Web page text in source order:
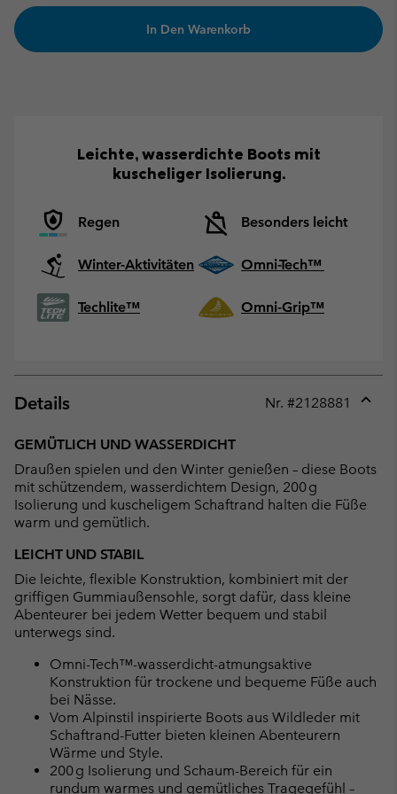
In Den Warenkorb
Leichte, wasserdichte Boots mit
kuscheliger Isolierung.
Regen Besonders leicht
Winter-Aktivitäten Omni-Tech™
Techlite™ Omni-Grip™
Details Nr. #2128881
GEMÜTLICH UND WASSERDICHT
Draußen spielen und den Winter genießen – diese Boots
mit schützendem, wasserdichtem Design, 200 g
Isolierung und kuscheligem Schaftrand halten die Füße
warm und gemütlich.
LEICHT UND STABIL
Die leichte, flexible Konstruktion, kombiniert mit der
griffigen Gummiaußensohle, sorgt dafür, dass kleine
Abenteurer bei jedem Wetter bequem und stabil
unterwegs sind.
Omni-Tech™-wasserdicht-atmungsaktive
Konstruktion für trockene und bequeme Füße auch
bei Nässe.
Vom Alpinstil inspirierte Boots aus Wildleder mit
Schaftrand-Futter bieten kleinen Abenteurern
Wärme und Style.
200 g Isolierung und Schaum-Bereich für ein
rundum warmes und gemütliches Tragegefühl –